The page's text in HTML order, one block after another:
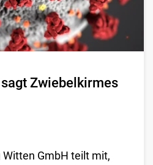
Zwiebelkirmes
GmbH teilt mit,